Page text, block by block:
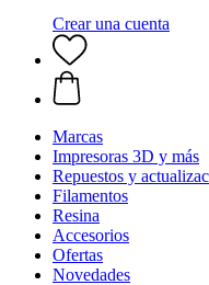
Crear una cuenta
Marcas
Impresoras 3D y más
Repuestos y
Filamentos
Resina
Accesorios
Ofertas
Novedades